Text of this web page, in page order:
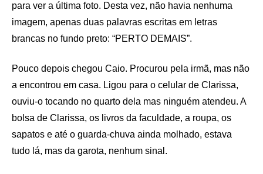
para ver a última foto. Desta vez, não havia nenhuma
imagem, apenas duas palavras escritas em letras
brancas no fundo preto: “PERTO DEMAIS”.
Pouco depois chegou Caio. Procurou pela irmã, mas não
a encontrou em casa. Ligou para o celular de Clarissa,
ouviu-o tocando no quarto dela mas ninguém atendeu. A
bolsa de Clarissa, os livros da faculdade, a roupa, os
sapatos e até o guarda-chuva ainda molhado, estava
tudo lá, mas da garota, nenhum sinal.